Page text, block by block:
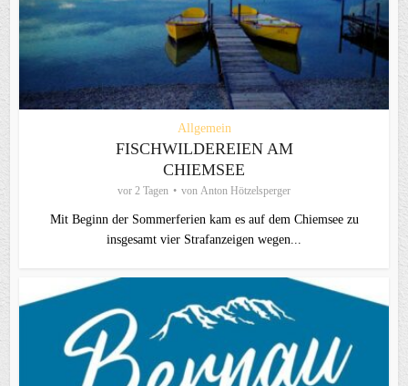
Allgemein
FISCHWILDEREIEN AM
CHIEMSEE
vor 2 Tagen von Anton Hötzelsperger
Mit Beginn der Sommerferien kam es auf dem Chiemsee zu
insgesamt vier Strafanzeigen wegen...